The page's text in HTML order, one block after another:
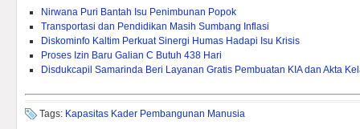
Nirwana Puri Bantah Isu Penimbunan Popok
Transportasi dan Pendidikan Masih Sumbang Inflasi
Diskominfo Kaltim Perkuat Sinergi Humas Hadapi Isu Krisis
Proses Izin Baru Galian C Butuh 438 Hari
Disdukcapil Samarinda Beri Layanan Gratis Pembuatan KIA dan Akta
Tags: Kapasitas Kader Pembangunan Manusia